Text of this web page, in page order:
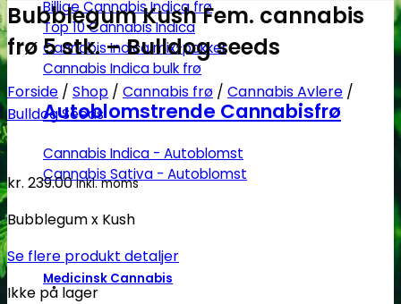
Billige Cannabis Indica frø
Top 10 Cannabis Indica
Cannabis Indica mix-pakker
Cannabis Indica bulk frø
Autoblomstrende Cannabisfrø
Cannabis Indica - Autoblomst
Cannabis Sativa - Autoblomst
Medicinsk Cannabis
Bubblegum Kush Fem. cannabis
frø 5 stk. – Bulldog seeds
Forside / Shop / Cannabis frø / Cannabis Avlere /
Bulldog Seeds
kr. 239.00 Inkl. moms
Bubblegum x Kush
Se flere produkt detaljer
Ikke på lager